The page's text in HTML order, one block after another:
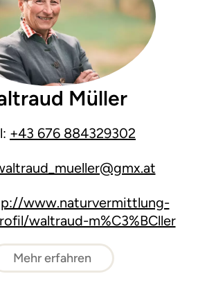
Müller
+43 676 884329302
www.naturvermittlung-
waltraud-m%C3%BCller
Mehr erfahren